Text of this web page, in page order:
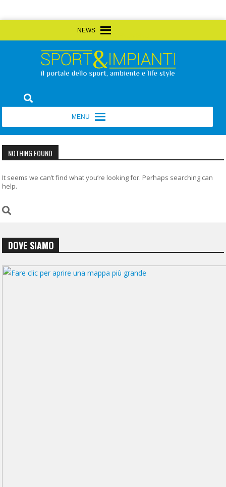
to
Sport&Impianti
NOTHING FOUND
It seems we can’t find what you’re looking for. Perhaps searching can
help.
DOVE SIAMO